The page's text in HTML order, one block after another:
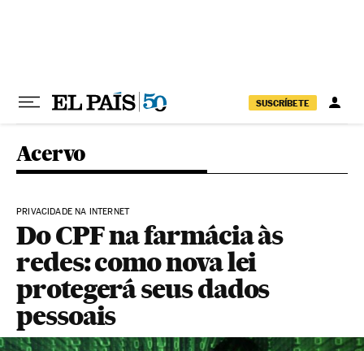
SUSCRÍBETE
Acervo
PRIVACIDADE NA INTERNET
Do CPF na farmácia às
redes: como nova lei
protegerá seus dados
pessoais